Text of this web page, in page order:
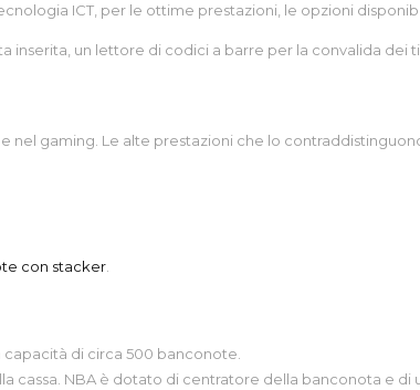
ICT, per le ottime prestazioni, le opzioni
un lettore di codici a barre per la convalida dei
nel gaming. Le alte prestazioni che lo
con stacker
capacità di circa 500 banconote.
cassa. NBA è dotato di centratore della banconota e